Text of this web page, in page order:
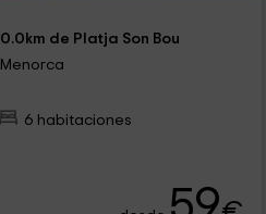
de Platja Son Bou
6 habitaciones